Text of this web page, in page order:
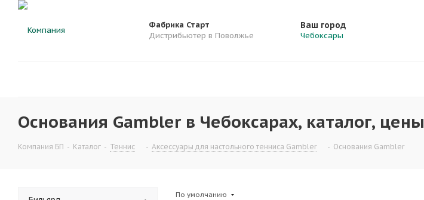
Фабрика Старт
Дистрибьютер в Поволжье
Ваш город
Чебоксары
Основания Gambler в Чебоксарах, каталог, цены
Компания БП - Каталог - Теннис - Аксессуары для настольного тенниса Gambler - Основания Gambler
По умолчанию